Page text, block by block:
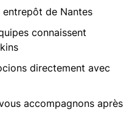
de Nantes
connaissent
directement avec
accompagnons après